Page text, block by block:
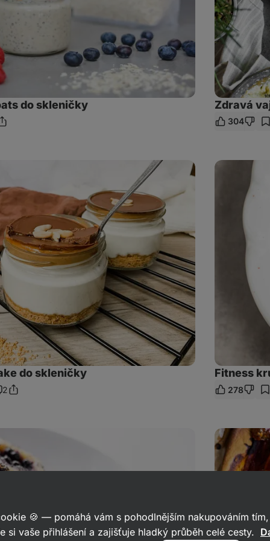
do skleničky Zdravá
304
do skleničky
2Sdílet
Fitness
Fitness
278
Zdravá
pizza
Margherita
🍪 — pomáhá vám s pohodlnějším nakupováním
si vaše přihlášení a zajišťuje hladký průběh celé cesty.